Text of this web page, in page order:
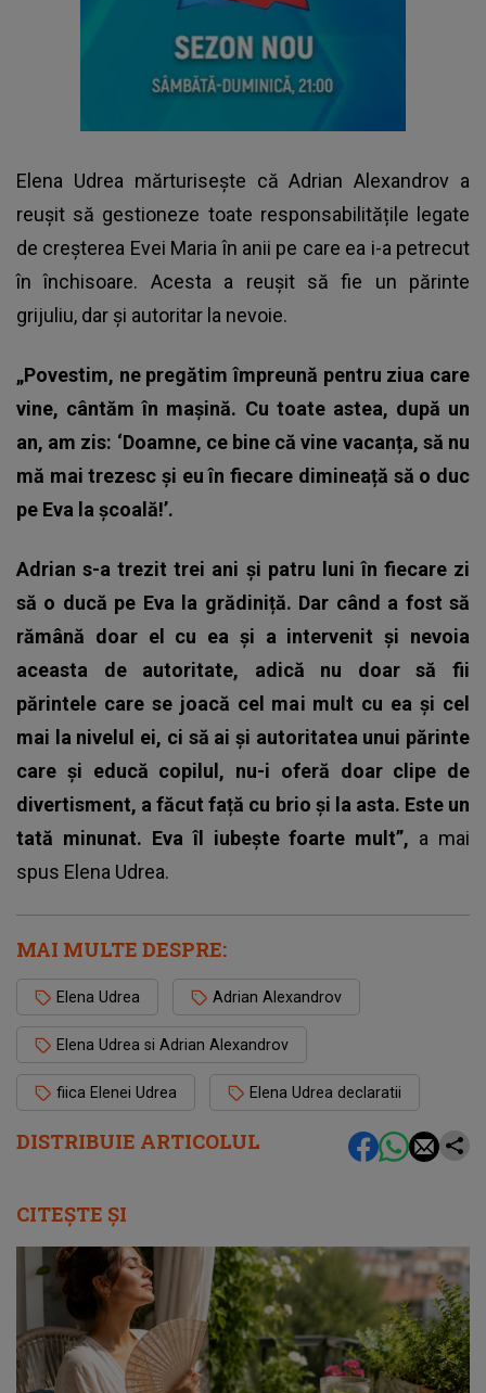
DISTRIBUIE ARTICOLUL
Elena Udrea mărturisește că Adrian Alexandrov a
reușit să gestioneze toate responsabilitățile legate
de creșterea Evei Maria în anii pe care ea i-a petrecut
în închisoare. Acesta a reușit să fie un părinte
grijuliu, dar și autoritar la nevoie.
„Povestim, ne pregătim împreună pentru ziua care
vine, cântăm în mașină. Cu toate astea, după un
an, am zis: ‘Doamne, ce bine că vine vacanța, să nu
mă mai trezesc și eu în fiecare dimineață să o duc
pe Eva la școală!’.
Adrian s-a trezit trei ani și patru luni în fiecare zi
să o ducă pe Eva la grădiniță. Dar când a fost să
rămână doar el cu ea și a intervenit și nevoia
aceasta de autoritate, adică nu doar să fii
părintele care se joacă cel mai mult cu ea și cel
mai la nivelul ei, ci să ai și autoritatea unui părinte
care și educă copilul, nu-i oferă doar clipe de
divertisment, a făcut față cu brio și la asta. Este un
tată minunat. Eva îl iubește foarte mult”, a mai
spus Elena Udrea.
MAI MULTE DESPRE:
Elena Udrea Adrian Alexandrov
Elena Udrea si Adrian Alexandrov
fiica Elenei Udrea Elena Udrea declaratii
CITEȘTE ȘI